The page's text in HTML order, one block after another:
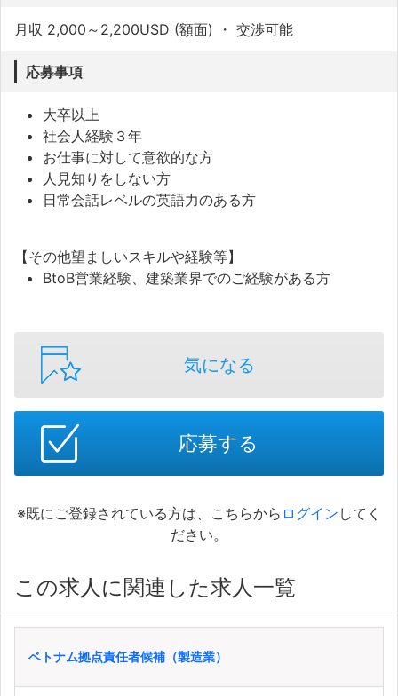
月収 2,000～2,200USD (額面) ・ 交渉可能
応募事項
大卒以上
社会人経験３年
お仕事に対して意欲的な方
人見知りをしない方
日常会話レベルの英語力のある方
【その他望ましいスキルや経験等】
BtoB営業経験、建築業界でのご経験がある方
気になる
応募する
※既にご登録されている方は、こちらから ログイン してく
ださい。
この求人に関連した求人一覧
ベトナム拠点責任者候補（製造業）